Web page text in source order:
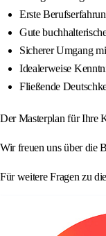
Erste
Gute
Sicherer Umgang
Idealerweise
Fließende
Der Masterplan für Ihre
Wir freuen uns über die
Für weitere Fragen zu